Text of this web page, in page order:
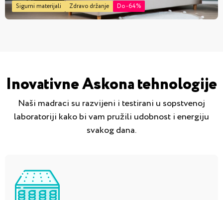
Sigurni materijali Zdravo držanje Do -64%
Inovativne Askona tehnologije
Naši madraci su razvijeni i testirani u sopstvenoj
laboratoriji kako bi vam pružili udobnost i energiju
svakog dana.